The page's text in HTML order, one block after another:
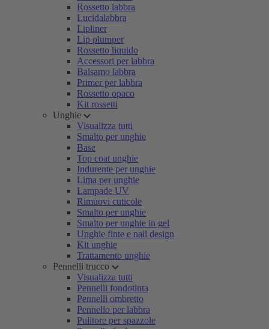
Rossetto labbra
Lucidalabbra
Lipliner
Lip plumper
Rossetto liquido
Accessori per labbra
Balsamo labbra
Primer per labbra
Rossetto opaco
Kit rossetti
Unghie
Visualizza tutti
Smalto per unghie
Base
Top coat unghie
Indurente per unghie
Lima per unghie
Lampade UV
Rimuovi cuticole
Smalto per unghie
Smalto per unghie in gel
Unghie finte e nail design
Kit unghie
Trattamento unghie
Pennelli trucco
Visualizza tutti
Pennelli fondotinta
Pennelli ombretto
Pennello per labbra
Pulitore per spazzole